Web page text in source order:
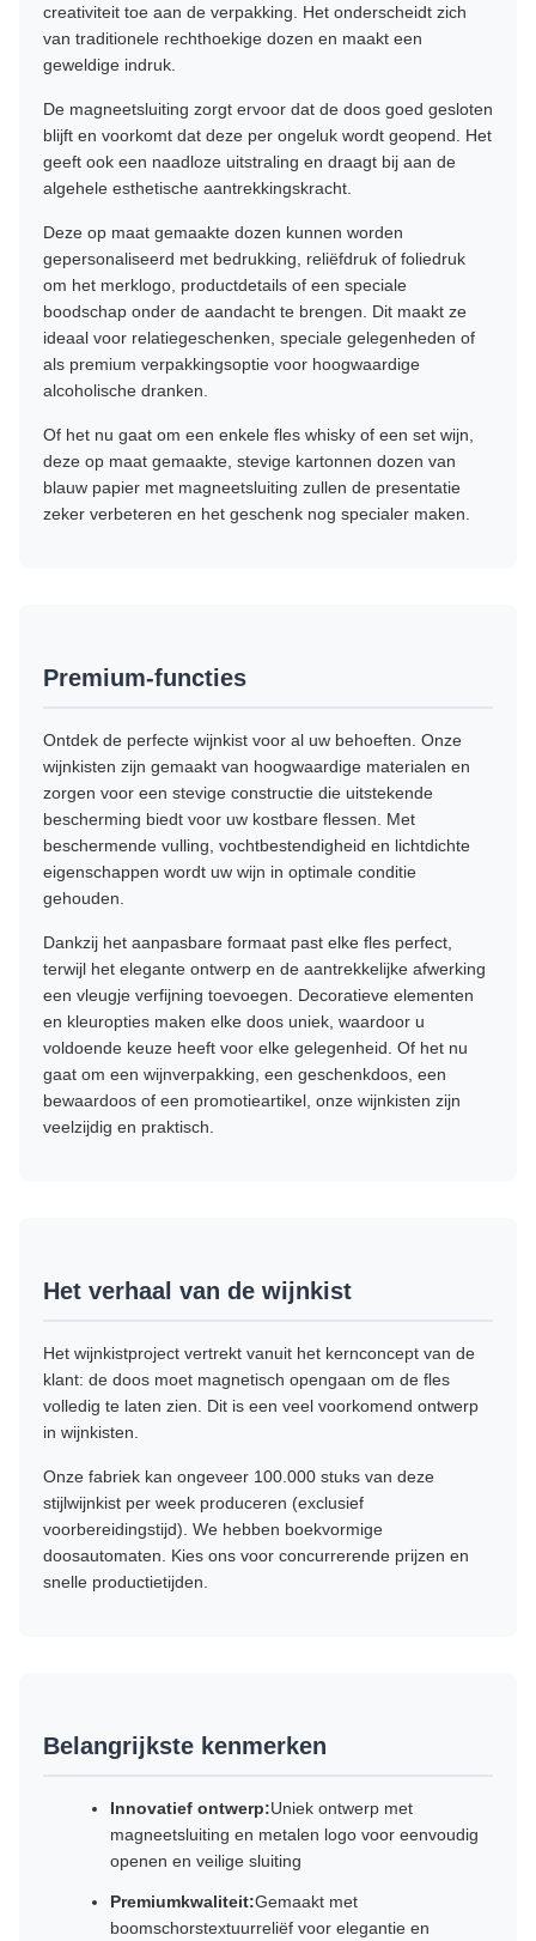
creativiteit toe aan de verpakking. Het onderscheidt zich
van traditionele rechthoekige dozen en maakt een
geweldige indruk.
De magneetsluiting zorgt ervoor dat de doos goed gesloten
blijft en voorkomt dat deze per ongeluk wordt geopend. Het
geeft ook een naadloze uitstraling en draagt ​​bij aan de
algehele esthetische aantrekkingskracht.
Deze op maat gemaakte dozen kunnen worden
gepersonaliseerd met bedrukking, reliëfdruk of foliedruk
om het merklogo, productdetails of een speciale
boodschap onder de aandacht te brengen. Dit maakt ze
ideaal voor relatiegeschenken, speciale gelegenheden of
als premium verpakkingsoptie voor hoogwaardige
alcoholische dranken.
Of het nu gaat om een ​​enkele fles whisky of een set wijn,
deze op maat gemaakte, stevige kartonnen dozen van
blauw papier met magneetsluiting zullen de presentatie
zeker verbeteren en het geschenk nog specialer maken.
Premium-functies
Ontdek de perfecte wijnkist voor al uw behoeften. Onze
wijnkisten zijn gemaakt van hoogwaardige materialen en
zorgen voor een stevige constructie die uitstekende
bescherming biedt voor uw kostbare flessen. Met
beschermende vulling, vochtbestendigheid en lichtdichte
eigenschappen wordt uw wijn in optimale conditie
gehouden.
Dankzij het aanpasbare formaat past elke fles perfect,
terwijl het elegante ontwerp en de aantrekkelijke afwerking
een vleugje verfijning toevoegen. Decoratieve elementen
en kleuropties maken elke doos uniek, waardoor u
voldoende keuze heeft voor elke gelegenheid. Of het nu
gaat om een ​​wijnverpakking, een geschenkdoos, een
bewaardoos of een promotieartikel, onze wijnkisten zijn
veelzijdig en praktisch.
Het verhaal van de wijnkist
Het wijnkistproject vertrekt vanuit het kernconcept van de
klant: de doos moet magnetisch opengaan om de fles
volledig te laten zien. Dit is een veel voorkomend ontwerp
in wijnkisten.
Onze fabriek kan ongeveer 100.000 stuks van deze
stijlwijnkist per week produceren (exclusief
voorbereidingstijd). We hebben boekvormige
doosautomaten. Kies ons voor concurrerende prijzen en
snelle productietijden.
Belangrijkste kenmerken
Innovatief ontwerp:Uniek ontwerp met
magneetsluiting en metalen logo voor eenvoudig
openen en veilige sluiting
Premiumkwaliteit:Gemaakt met
boomschorstextuurreliëf voor elegantie en